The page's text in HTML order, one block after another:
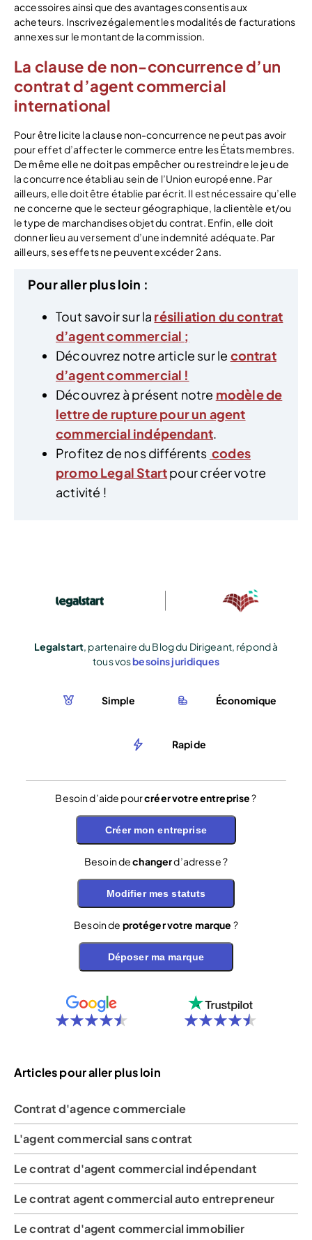
accessoires ainsi que des avantages consentis aux
acheteurs. Inscrivez également les modalités de facturations
annexes sur le montant de la commission.
La clause de non-concurrence d’un
contrat d’agent commercial
international
Pour être licite la clause non-concurrence ne peut pas avoir
pour effet d’affecter le commerce entre les États membres.
De même elle ne doit pas empêcher ou restreindre le jeu de
la concurrence établi au sein de l’Union européenne. Par
ailleurs, elle doit être établie par écrit. Il est nécessaire qu’elle
ne concerne que le secteur géographique, la clientèle et/ou
le type de marchandises objet du contrat. Enfin, elle doit
donner lieu au versement d’une indemnité adéquate. Par
ailleurs, ses effets ne peuvent excéder 2 ans.
Pour aller plus loin :
Tout savoir sur la résiliation du contrat
d’agent commercial ;
Découvrez notre article sur le contrat
d’agent commercial !
Découvrez à présent notre modèle de
lettre de rupture pour un agent
commercial indépendant.
Profitez de nos différents codes
promo Legal Startpour créer votre
activité !
Legalstart, partenaire du Blog du Dirigeant, répond à
tous vosbesoins juridiques
Simple Économique
Rapide
Besoin d’aide pourcréer votre entreprise?
Créer mon entreprise
Besoin dechangerd’adresse ?
Modifier mes statuts
Besoin de protéger votre marque ?
Déposer ma marque
Articles pour aller plus loin
Contrat d'agence commerciale
L'agent commercial sans contrat
Le contrat d'agent commercial indépendant
Le contrat agent commercial auto entrepreneur
Le contrat d'agent commercial immobilier